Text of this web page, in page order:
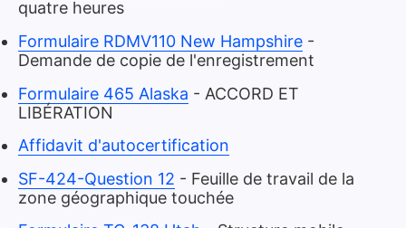
quatre heures
Formulaire RDMV110 New Hampshire -
Demande de copie de l'enregistrement
Formulaire 465 Alaska - ACCORD ET
LIBÉRATION
Affidavit d'autocertification
SF-424-Question 12 - Feuille de travail de la
zone géographique touchée